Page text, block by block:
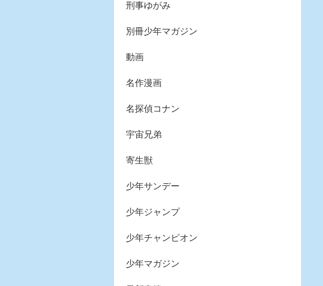
刑事ゆがみ
別冊少年マガジン
動画
名作漫画
名探偵コナン
宇宙兄弟
寄生獣
少年サンデー
少年ジャンプ
少年チャンピオン
少年マガジン